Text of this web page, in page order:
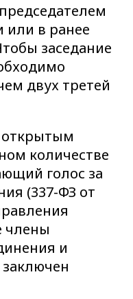
или в ранее
заседание
двух третей
количестве
голос за
(337-ФЗ от
члены
и